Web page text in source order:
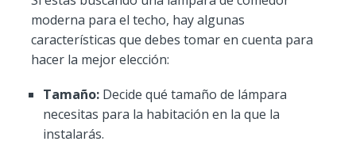
moderna para el techo, hay algunas
características que debes tomar en cuenta para
hacer la mejor elección:
Tamaño:Decide qué tamaño de lámpara
necesitas para la habitación en la que la
instalarás.